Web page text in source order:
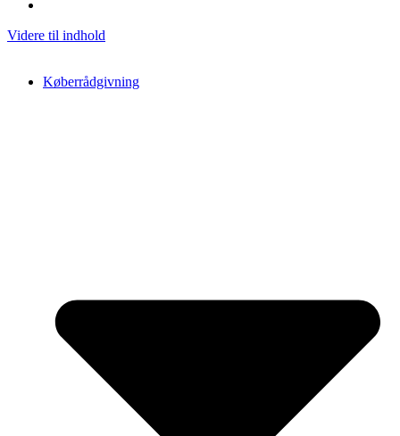
Videre til indhold
Køberrådgivning